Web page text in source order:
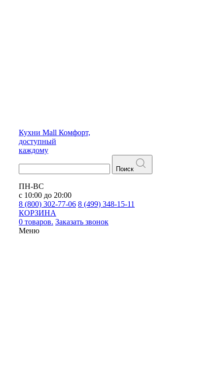
Кухни Mall Комфорт,
доступный
каждому
Поиск
ПН-ВС
с 10:00 до 20:00
8 (800) 302-77-06 8 (499) 348-15-11
КОРЗИНА
0 товаров. Заказать звонок
Меню